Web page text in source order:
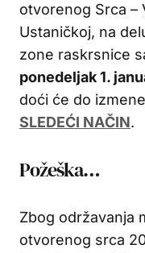
otvorenog Srca –
Ustaničkoj, na
zone raskrsnice
ponedeljak 1.
doći će do
SLEDEĆI NAČIN.
Požeška…
Zbog održavanja
otvorenog srca